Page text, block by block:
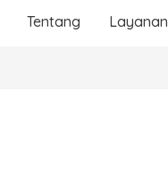
Tentang Layanan